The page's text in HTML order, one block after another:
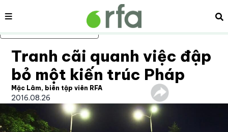
Bỏ qua nội dung chính
Nội dung
Tranh cãi quanh việc đập
bỏ một kiến trúc Pháp
Mặc Lâm, biên tập viên RFA
2016.08.26